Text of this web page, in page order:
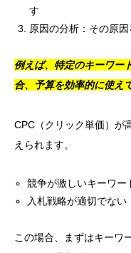
す
原因の分析：その原
例えば、特定のキーワー
合、予算を効率的に使え
CPC（クリック単価）が
えられます。
競争が激しいキーワー
入札戦略が適切でない
この場合、まずはキーワ